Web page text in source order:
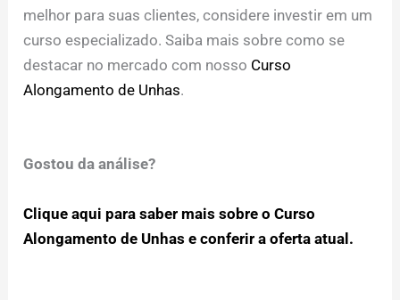
melhor para suas clientes, considere investir em um
curso especializado. Saiba mais sobre como se
destacar no mercado com nosso Curso
Alongamento de Unhas.
Gostou da análise?
Clique aqui para saber mais sobre o Curso
Alongamento de Unhas e conferir a oferta atual.